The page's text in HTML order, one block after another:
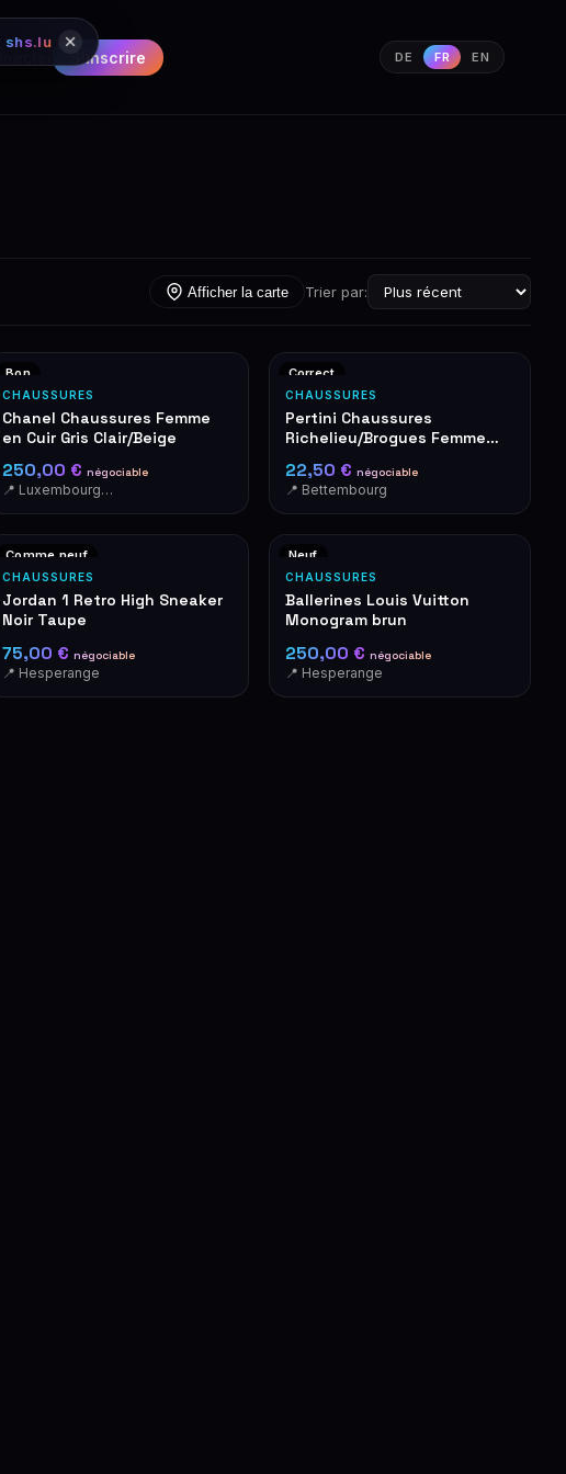
S'inscrire DE FR EN
shs.lu
Afficher la carte Trier par:
Bon
CHAUSSURES
Chanel Chaussures Femme
en Cuir Gris Clair/Beige
250,00 € négociable
📍 Luxembourg-Cents
Correct
CHAUSSURES
Pertini Chaussures
Richelieu/Brogues Femme
Espagne
22,50 € négociable
📍 Bettembourg
Comme neuf
CHAUSSURES
Jordan 1 Retro High Sneaker
Noir Taupe
75,00 € négociable
📍 Hesperange
Neuf
CHAUSSURES
Ballerines Louis Vuitton
Monogram brun
250,00 € négociable
📍 Hesperange